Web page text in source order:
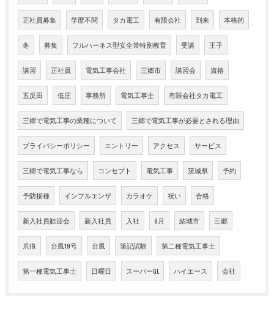
正社員募集 学歴不問 タカ電工 有限会社 到来 本格的
冬 募集 フルハーネス型安全帯特別教育 受講 王子
講習 正社員 電気工事会社 三郷市 講習会 資格
五反田 低圧 事務所 電気工事士 有限会社タカ電工
三郷で電気工事の業種について 三郷で電気工事が必要とされる理由
プライバシーポリシー エントリー アクセス サービス
三郷で電気工事なら コンセプト 電気工事 茨城県 予約
予防接種 インフルエンザ カラオケ 祝い 合格
新入社員歓迎会 新入社員 入社 9月 結城市 三郷
爪痕 台風19号 台風 筆記試験 第二種電気工事士
第一種電気工事士 日曜日 スーパーGL ハイエース 会社